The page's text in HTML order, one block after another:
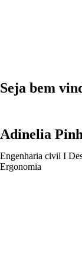
Seja bem
Adinelia
Engenharia civil I
Ergonomia